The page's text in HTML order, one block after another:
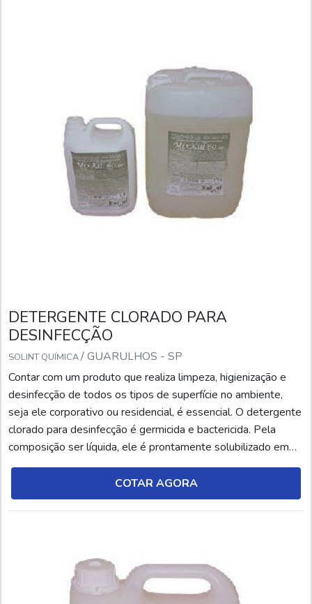
DETERGENTE CLORADO PARA
DESINFECÇÃO
SOLINT QUÍMICA/ GUARULHOS - SP
Contar com um produto que realiza limpeza, higienização e
desinfecção de todos os tipos de superfície no ambiente,
seja ele corporativo ou residencial, é essencial. O detergente
clorado para desinfecção é germicida e bactericida. Pela
composição ser líquida, ele é prontamente solubilizado em
água, agindo de forma rápida na desinfecção das superfícies.
Desse modo, ocorre a emulsão (dispersão coloidal de um
líquido em outro) das gorduras ...
COTAR AGORA